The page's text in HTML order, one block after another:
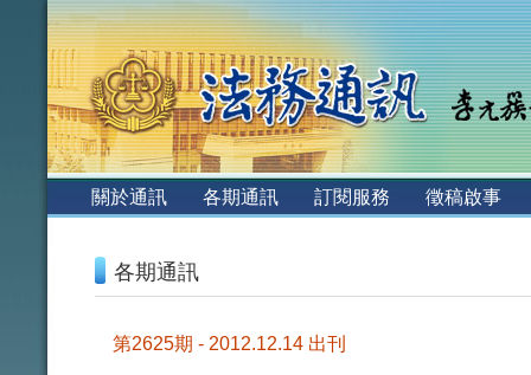
關於通訊 各期通訊 訂閱服務
徵稿啟事
各期通訊
第2625期 - 2012.12.14 出刊